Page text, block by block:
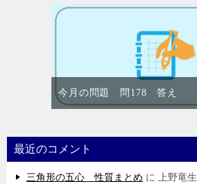
今月の問題 問178 答え
最近のコメント
三角形の五心 性質まとめ に 上野竜生